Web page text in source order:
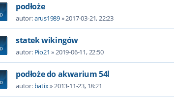
podłoże
autor:arus1989» 2017-03-21, 22:23
statek wikingów
autor: Pio21 » 2019-06-11, 22:50
podłoże do akwarium 54l
autor: batix» 2013-11-23, 18:21